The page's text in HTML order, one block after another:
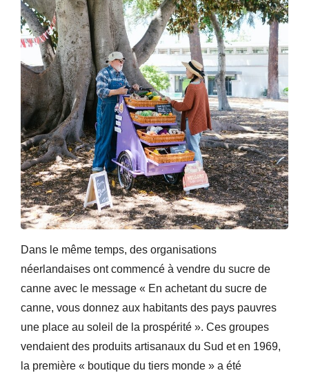
Dans le même temps, des organisations
néerlandaises ont commencé à vendre du sucre de
canne avec le message « En achetant du sucre de
canne, vous donnez aux habitants des pays pauvres
une place au soleil de la prospérité ». Ces groupes
vendaient des produits artisanaux du Sud et en 1969,
la première « boutique du tiers monde » a été